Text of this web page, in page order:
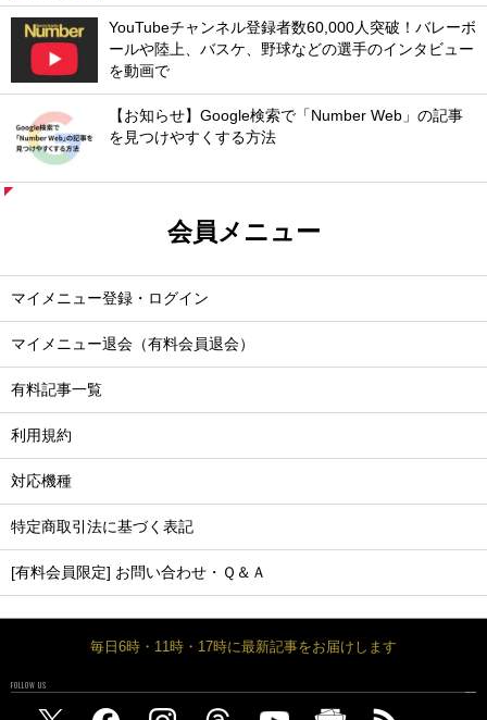
YouTubeチャンネル登録者数60,000人突破！バレーボ
ールや陸上、バスケ、野球などの選手のインタビュー
を動画で
【お知らせ】Google検索で「Number Web」の記事
を見つけやすくする方法
会員メニュー
マイメニュー登録・ログイン
マイメニュー退会（有料会員退会）
有料記事一覧
利用規約
対応機種
特定商取引法に基づく表記
[有料会員限定] お問い合わせ・Ｑ＆Ａ
毎日6時・11時・17時に最新記事をお届けします
FOLLOW US